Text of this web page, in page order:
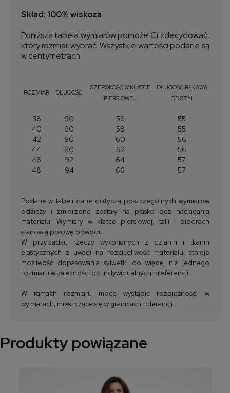
Skład: 100% wiskoza
Poniższa tabela wymiarów pomoże Ci zdecydować,
który rozmiar wybrać. Wszystkie wartości podane są
w centymetrach.
ROZMIAR DŁUGOŚĆ
SZEROKOŚĆ W KLATCE
PIERSIOWEJ
DŁUGOŚĆ RĘKAWA
OD SZYI
38 90 56
55
40
90 58
55
42
90 60
56
44
90 62
56
46
92 64
57
48
94 66 57
Podane w tabeli dane dotyczą poszczególnych wymiarów
odzieży i zmierzone zostały na płasko bez naciągania
materiału. Wymiary w klatce piersiowej, talii i biodrach
stanowią połowę obwodu.
W przypadku rzeczy wykonanych z dzianin i tkanin
elastycznych z uwagi na rozciągliwość materiału istnieje
możliwość dopasowania sylwetki do więcej niż jednego
rozmiaru w zależności od indywidualnych preferencji.
W ramach rozmiaru mogą wystąpić rozbieżności w
wymiarach, mieszczące się w granicach tolerancji.
Produkty powiązane